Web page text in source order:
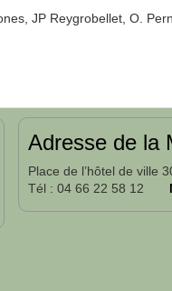
JP Reygrobellet, O.
Adresse de la
Place de l’hôtel de ville
Tél : 04 66 22 58 12